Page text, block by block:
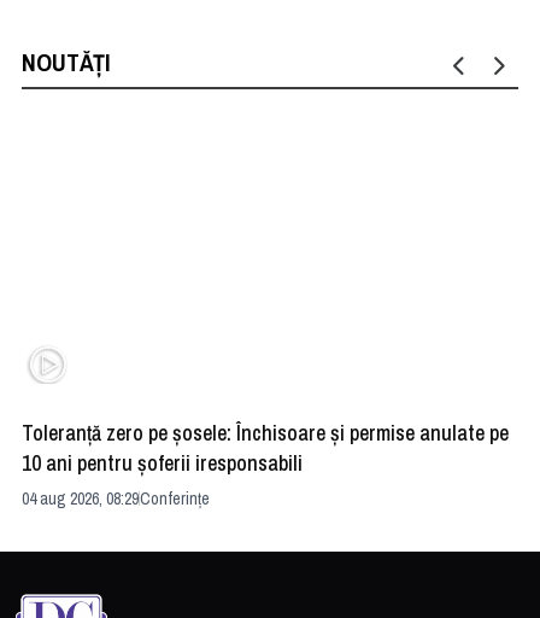
NOUTĂȚI
Toleranță zero pe șosele: Închisoare și permise anulate pe
10 ani pentru șoferii iresponsabili
04 aug 2026, 08:29Conferințe